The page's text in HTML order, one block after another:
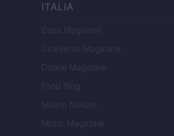
ITALIA
Casa Magazine
Cineverse Magazine
Donne Magazine
Food Blog
Milano Notizie
Motor Magazine